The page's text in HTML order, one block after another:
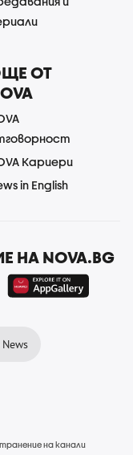
ОТ
Кариери
in English
NOVA.BG
на канали